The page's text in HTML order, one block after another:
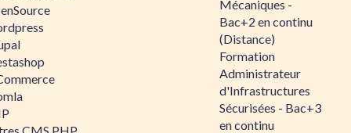
Mécaniques -
Bac+2 en continu
(Distance)
Formation
Administrateur
d'Infrastructures
Sécurisées - Bac+3
en continu